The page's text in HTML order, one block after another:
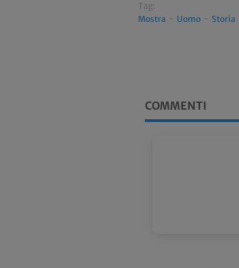
Tag:
Mostra - Uomo - Storia
COMMENTI